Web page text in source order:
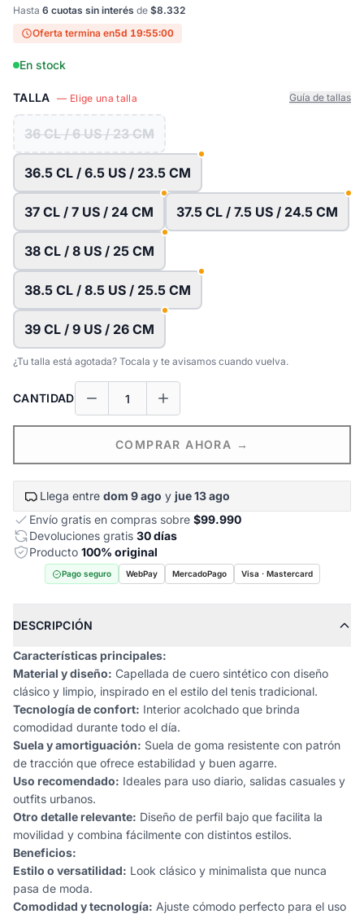
Hasta 6 cuotas sin interés de $8.332
Oferta termina en5d 19:54:59
En stock
TALLA — Elige una talla Guía de tallas
36 CL / 6 US / 23 CM
36.5 CL / 6.5 US / 23.5 CM
37 CL / 7 US / 24 CM 37.5 CL / 7.5 US / 24.5 CM
38 CL / 8 US / 25 CM
38.5 CL / 8.5 US / 25.5 CM
39 CL / 9 US / 26 CM
¿Tu talla está agotada? Tocala y te avisamos cuando vuelva.
CANTIDAD
COMPRAR AHORA →
Llega entre dom 9 ago y jue 13 ago
Envío gratis en compras sobre $99.990
Devoluciones gratis 30 días
Producto 100% original
Pago seguro WebPay MercadoPago Visa · Mastercard
DESCRIPCIÓN
Características principales:
Material y diseño: Capellada de cuero sintético con diseño
clásico y limpio, inspirado en el estilo del tenis tradicional.
Tecnología de confort: Interior acolchado que brinda
comodidad durante todo el día.
Suela y amortiguación: Suela de goma resistente con patrón
de tracción que ofrece estabilidad y buen agarre.
Uso recomendado: Ideales para uso diario, salidas casuales y
outfits urbanos.
Otro detalle relevante: Diseño de perfil bajo que facilita la
movilidad y combina fácilmente con distintos estilos.
Beneficios:
Estilo o versatilidad: Look clásico y minimalista que nunca
pasa de moda.
Comodidad y tecnología: Ajuste cómodo perfecto para el uso